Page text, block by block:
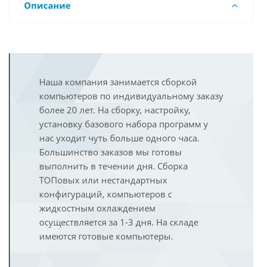
Описание
Наша компания занимается сборкой
компьютеров по индивидуальному заказу
более 20 лет. На сборку, настройку,
установку базового набора программ у
нас уходит чуть больше одного часа.
Большинство заказов мы готовы
выполнить в течении дня. Сборка
ТОПовых или нестандартных
конфигураций, компьютеров с
жидкостным охлаждением
осуществляется за 1-3 дня. На складе
имеются готовые компьютеры.